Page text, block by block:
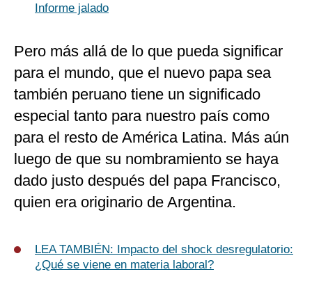
Informe jalado
Pero más allá de lo que pueda significar
para el mundo, que el nuevo papa sea
también peruano tiene un significado
especial tanto para nuestro país como
para el resto de América Latina. Más aún
luego de que su nombramiento se haya
dado justo después del papa Francisco,
quien era originario de Argentina.
LEA TAMBIÉN:
Impacto del shock desregulatorio:
¿Qué se viene en materia laboral?